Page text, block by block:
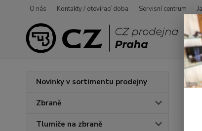
O nás Kontakty / otevírací doba Servisní centrum
Novinky v sortimentu prodejny
Zbraně
Tlumiče na zbraně
Úvod